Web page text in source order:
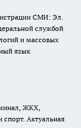
СМИ: Эл.
службой
и массовых
язык
ЖКХ,
спорт. Актуальная